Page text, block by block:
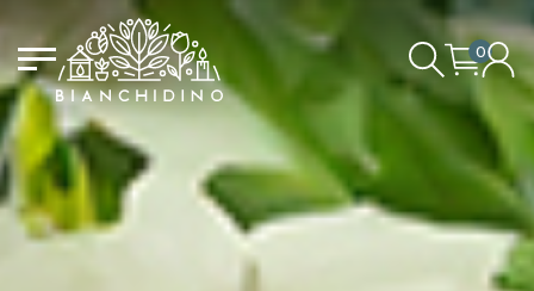
0
YOUR CART IS EMPTY
LOGIN/CREATE AN ACCOUNT